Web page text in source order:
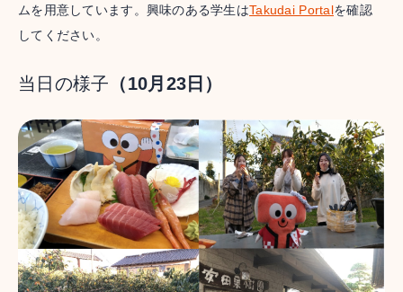
ムを用意しています。興味のある学生はTakudai Portalを確認
してください。
当日の様子 （10月23日）